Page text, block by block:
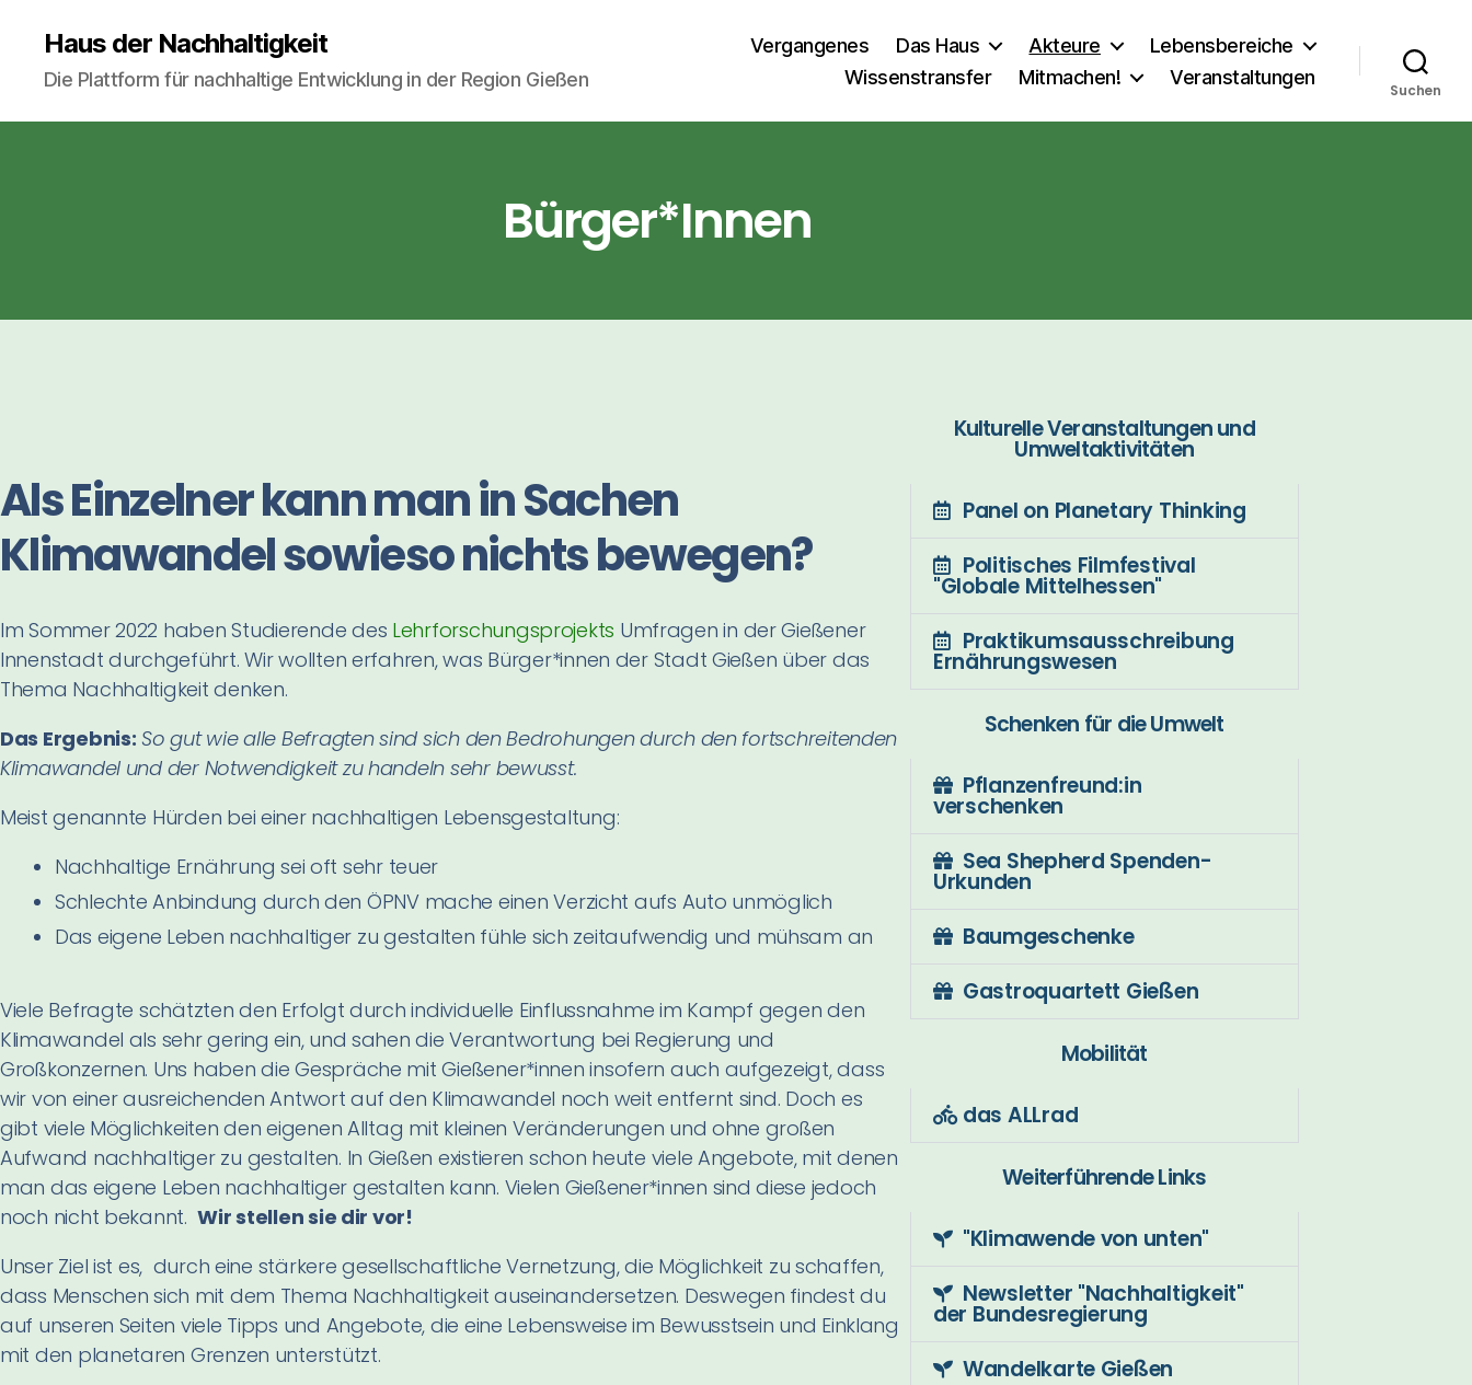
Haus der Nachhaltigkeit
Die Plattform für nachhaltige Entwicklung in der Region Gießen
Vergangenes Das Haus Akteure
Lebensbereiche
Wissenstransfer
Mitmachen! Veranstaltungen
Suchen
Bürger*Innen
Als Einzelner kann man in Sachen
Klimawandel sowieso nichts bewegen?
Im Sommer 2022 haben Studierende des Lehrforschungsprojekts Umfragen in der Gießener
Innenstadt durchgeführt. Wir wollten erfahren, was Bürger*innen der Stadt Gießen über das
Thema Nachhaltigkeit denken.
Das Ergebnis: So gut wie alle Befragten sind sich den Bedrohungen durch den fortschreitenden
Klimawandel und der Notwendigkeit zu handeln sehr bewusst.
Meist genannte Hürden bei einer nachhaltigen Lebensgestaltung:
Nachhaltige Ernährung sei oft sehr teuer
Schlechte Anbindung durch den ÖPNV mache einen Verzicht aufs Auto unmöglich
Das eigene Leben nachhaltiger zu gestalten fühle sich zeitaufwendig und mühsam an
Viele Befragte schätzten den Erfolgt durch individuelle Einflussnahme im Kampf gegen den
Klimawandel als sehr gering ein, und sahen die Verantwortung bei Regierung und
Großkonzernen. Uns haben die Gespräche mit Gießener*innen insofern auch aufgezeigt, dass
wir von einer ausreichenden Antwort auf den Klimawandel noch weit entfernt sind. Doch es
gibt viele Möglichkeiten den eigenen Alltag mit kleinen Veränderungen und ohne großen
Aufwand nachhaltiger zu gestalten. In Gießen existieren schon heute viele Angebote, mit denen
man das eigene Leben nachhaltiger gestalten kann. Vielen Gießener*innen sind diese jedoch
noch nicht bekannt.Wir stellen sie dir vor!
Unser Ziel ist es, durch eine stärkere gesellschaftliche Vernetzung, die Möglichkeit zu schaffen,
dass Menschen sich mit dem Thema Nachhaltigkeit auseinandersetzen. Deswegen findest du
auf unseren Seiten viele Tipps und Angebote, die eine Lebensweise im Bewusstsein und Einklang
mit den planetaren Grenzen unterstützt.
Kulturelle Veranstaltungen und
Umweltaktivitäten
Panel on Planetary Thinking
Politisches Filmfestival
"Globale Mittelhessen"
Praktikumsausschreibung
Ernährungswesen
Schenken für die Umwelt
Pflanzenfreund:in
verschenken
Sea Shepherd Spenden-
Urkunden
Baumgeschenke
Gastroquartett Gießen
Mobilität
das ALLrad
Weiterführende Links
"Klimawende von unten"
Newsletter "Nachhaltigkeit"
der Bundesregierung
Wandelkarte Gießen